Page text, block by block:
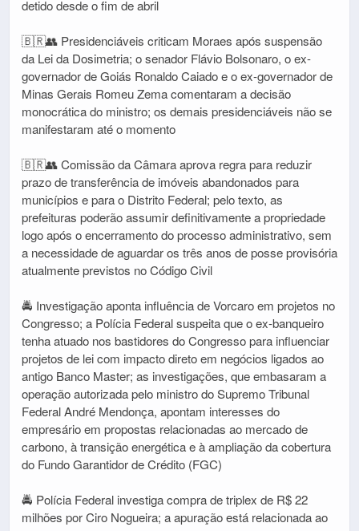
detido desde o fim de abril
🇧🇷👥 Presidenciáveis criticam Moraes após suspensão
da Lei da Dosimetria; o senador Flávio Bolsonaro, o ex-
governador de Goiás Ronaldo Caiado e o ex-governador de
Minas Gerais Romeu Zema comentaram a decisão
monocrática do ministro; os demais presidenciáveis não se
manifestaram até o momento
🇧🇷👥 Comissão da Câmara aprova regra para reduzir
prazo de transferência de imóveis abandonados para
municípios e para o Distrito Federal; pelo texto, as
prefeituras poderão assumir definitivamente a propriedade
logo após o encerramento do processo administrativo, sem
a necessidade de aguardar os três anos de posse provisória
atualmente previstos no Código Civil
🚔 Investigação aponta influência de Vorcaro em projetos no
Congresso; a Polícia Federal suspeita que o ex-banqueiro
tenha atuado nos bastidores do Congresso para influenciar
projetos de lei com impacto direto em negócios ligados ao
antigo Banco Master; as investigações, que embasaram a
operação autorizada pelo ministro do Supremo Tribunal
Federal André Mendonça, apontam interesses do
empresário em propostas relacionadas ao mercado de
carbono, à transição energética e à ampliação da cobertura
do Fundo Garantidor de Crédito (FGC)
🚔 Polícia Federal investiga compra de triplex de R$ 22
milhões por Ciro Nogueira; a apuração está relacionada ao